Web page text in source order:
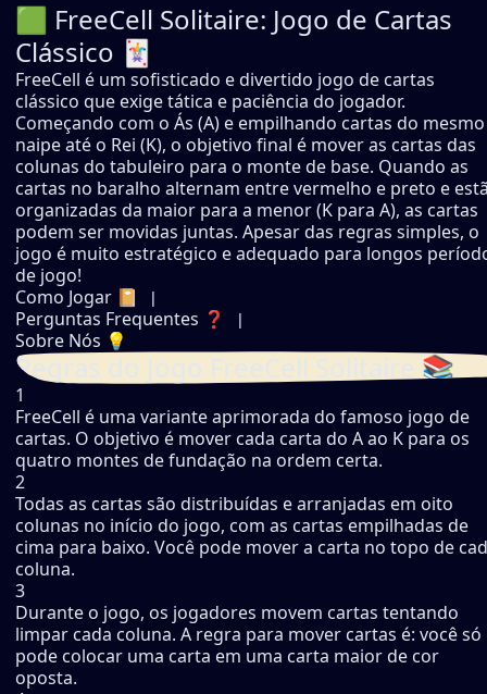
🟩 FreeCell Solitaire: Jogo de Cartas
Clássico 🃏
FreeCell é um sofisticado e divertido jogo de cartas
clássico que exige tática e paciência do jogador.
Começando com o Ás (A) e empilhando cartas do mesmo
naipe até o Rei (K), o objetivo final é mover as cartas das
colunas do tabuleiro para o monte de base. Quando as
cartas no baralho alternam entre vermelho e preto e
organizadas da maior para a menor (K para A), as cartas
podem ser movidas juntas. Apesar das regras simples, o
jogo é muito estratégico e adequado para longos
de jogo!
Como Jogar 📔
Perguntas Frequentes ❓
Sobre Nós 💡
Regras do Jogo FreeCell Solitaire 📚
1
FreeCell é uma variante aprimorada do famoso jogo de
cartas. O objetivo é mover cada carta do A ao K para os
quatro montes de fundação na ordem certa.
2
Todas as cartas são distribuídas e arranjadas em oito
colunas no início do jogo, com as cartas empilhadas de
cima para baixo. Você pode mover a carta no topo de
coluna.
3
Durante o jogo, os jogadores movem cartas tentando
limpar cada coluna. A regra para mover cartas é: você só
pode colocar uma carta em uma carta maior de cor
oposta.